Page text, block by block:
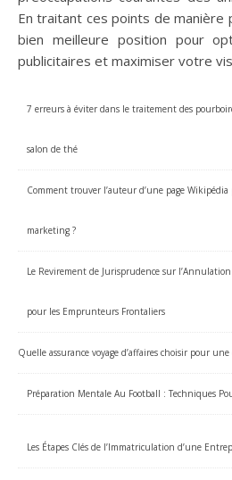
En traitant ces points de manière
bien meilleure position pour
publicitaires et maximiser votre
7 erreurs à éviter dans le traitement des
salon de thé
Comment trouver l’auteur d’une page
marketing ?
Le Revirement de Jurisprudence sur l’Annulation
pour les Emprunteurs Frontaliers
Quelle assurance voyage d’affaires choisir pour
Préparation Mentale Au Football : Techniques
Les Étapes Clés de l’Immatriculation d’une